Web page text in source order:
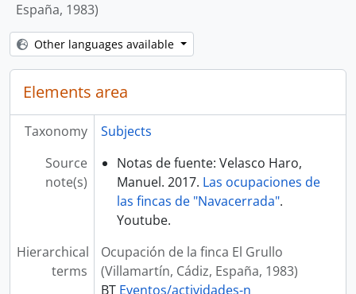
España, 1983)
Other languages available
Elements area
Taxonomy
Subjects
Source
note(s)
Notas de fuente: Velasco Haro,
Manuel. 2017. Las ocupaciones de
las fincas de "Navacerrada".
Youtube.
Hierarchical
terms
Ocupación de la finca El Grullo
(Villamartín, Cádiz, España, 1983)
BT Eventos/actividades-n